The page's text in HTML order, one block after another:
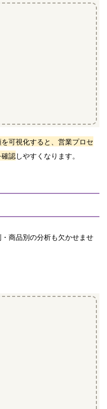
可視化すると、営業プロセ
認しやすくなります。
商品別の分析も欠かせませ